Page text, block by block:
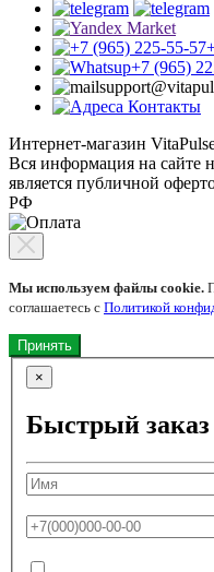
+7 (965)
Контакты
Интернет-магазин
Вся информация на сайте
является публичной
РФ
Мы используем файлы cookie.
соглашаетесь с Политикой
Принять
×
Быстрый заказ